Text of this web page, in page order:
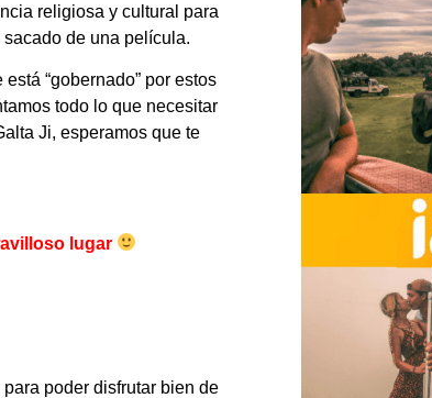
religiosa y cultural para
sacado de una película.
“gobernado” por estos
todo lo que necesitar
Ji, esperamos que te
lugar
poder disfrutar bien de